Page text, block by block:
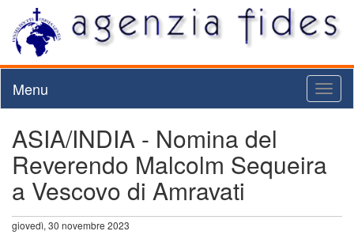
Menu
ASIA/INDIA - Nomina del
Reverendo Malcolm Sequeira
a Vescovo di Amravati
giovedì, 30 novembre 2023